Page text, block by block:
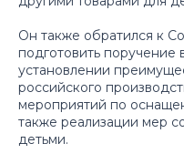
Он также обратился к
подготовить поручение
установлении
российского
мероприятий по
также реализации мер
детьми.